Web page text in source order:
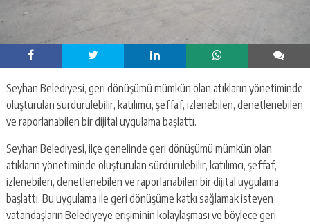
Seyhan Belediyesi, geri dönüşümü mümkün olan atıkların yönetiminde
oluşturulan sürdürülebilir, katılımcı, şeffaf, izlenebilen, denetlenebilen
ve raporlanabilen bir dijital uygulama başlattı.
Seyhan Belediyesi, ilçe genelinde geri dönüşümü mümkün olan
atıkların yönetiminde oluşturulan sürdürülebilir, katılımcı, şeffaf,
izlenebilen, denetlenebilen ve raporlanabilen bir dijital uygulama
başlattı. Bu uygulama ile geri dönüşüme katkı sağlamak isteyen
vatandaşların Belediyeye erişiminin kolaylaşması ve böylece geri